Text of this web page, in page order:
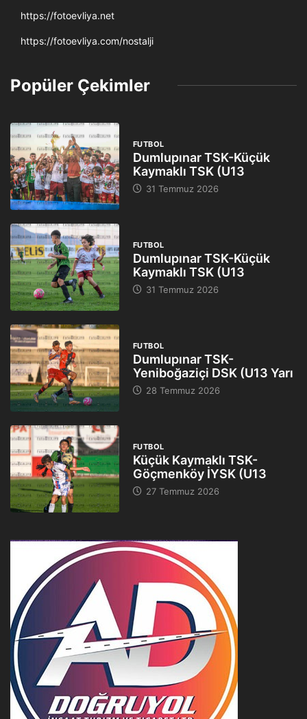
https://fotoevliya.net
https://fotoevliya.com/nostalji
Popüler Çekimler
FUTBOL
Dumlupınar TSK-Küçük
Kaymaklı TSK (U13
31 Temmuz 2026
FUTBOL
Dumlupınar TSK-Küçük
Kaymaklı TSK (U13
31 Temmuz 2026
FUTBOL
Dumlupınar TSK-
Yeniboğaziçi DSK (U13 Yarı
28 Temmuz 2026
FUTBOL
Küçük Kaymaklı TSK-
Göçmenköy İYSK (U13
27 Temmuz 2026